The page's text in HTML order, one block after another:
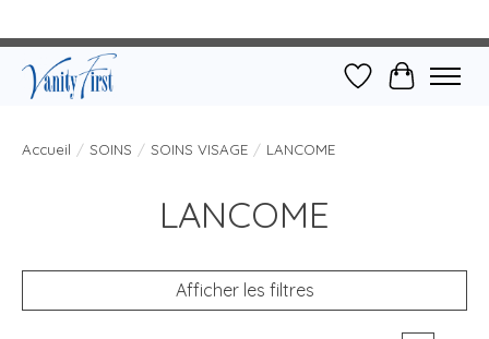
Liste dePanier
Accueil / SOINS / SOINS VISAGE / LANCOME
LANCOME
Afficher les filtres